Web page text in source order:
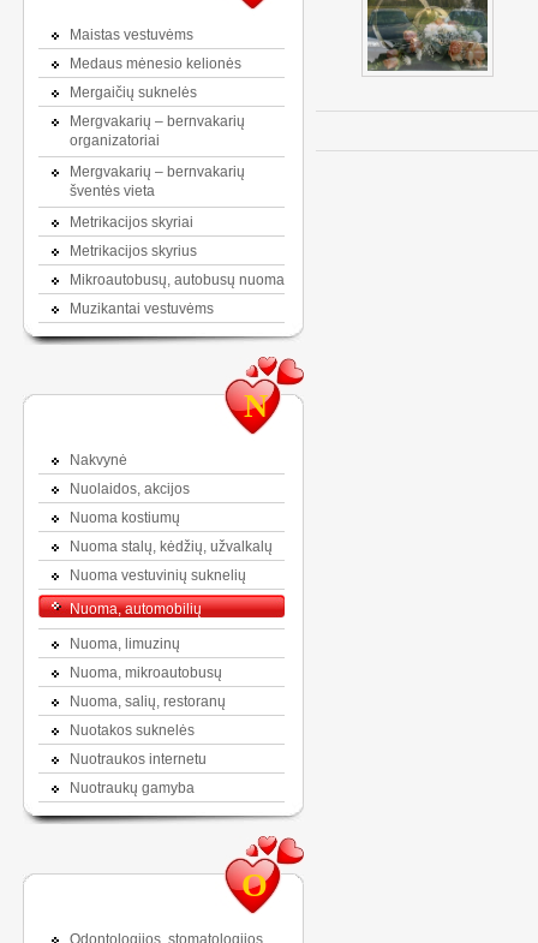
Maistas vestuvėms
Medaus mėnesio kelionės
Mergaičių suknelės
Mergvakarių – bernvakarių
organizatoriai
Mergvakarių – bernvakarių
šventės vieta
Metrikacijos skyriai
Metrikacijos skyrius
Mikroautobusų, autobusų nuoma
Muzikantai vestuvėms
N
Nakvynė
Nuolaidos, akcijos
Nuoma kostiumų
Nuoma stalų, kėdžių, užvalkalų
Nuoma vestuvinių suknelių
Nuoma, automobilių
Nuoma, limuzinų
Nuoma, mikroautobusų
Nuoma, salių, restoranų
Nuotakos suknelės
Nuotraukos internetu
Nuotraukų gamyba
O
Odontologijos, stomatologijos